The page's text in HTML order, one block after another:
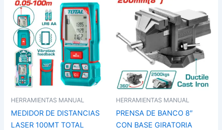
HERRAMIENTAS MANUAL
MEDIDOR DE DISTANCIAS
LASER 100MT TOTAL
HERRAMIENTAS MANUAL
PRENSA DE BANCO 8″
CON BASE GIRATORIA